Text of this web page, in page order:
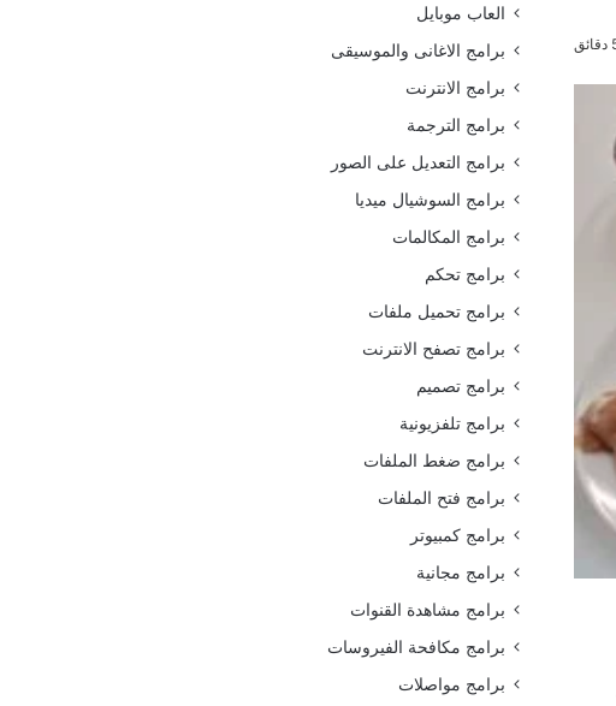
العاب موبايل
برامج الاغانى والموسيقى
برامج الانترنت
برامج الترجمة
برامج التعديل على الصور
برامج السوشيال ميديا
برامج المكالمات
برامج تحكم
برامج تحميل ملفات
برامج تصفح الانترنت
برامج تصميم
برامج تلفزيونية
برامج ضغط الملفات
برامج فتح الملفات
برامج كمبيوتر
برامج مجانية
برامج مشاهدة القنوات
برامج مكافحة الفيروسات
برامج مواصلات